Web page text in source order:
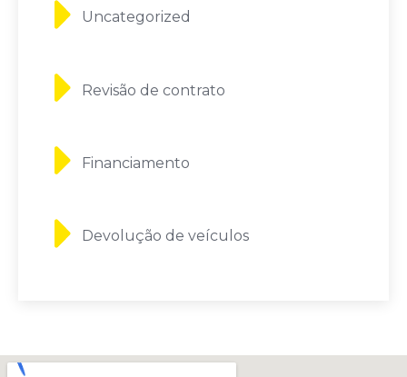
Uncategorized
Revisão de contrato
Financiamento
Devolução de veículos